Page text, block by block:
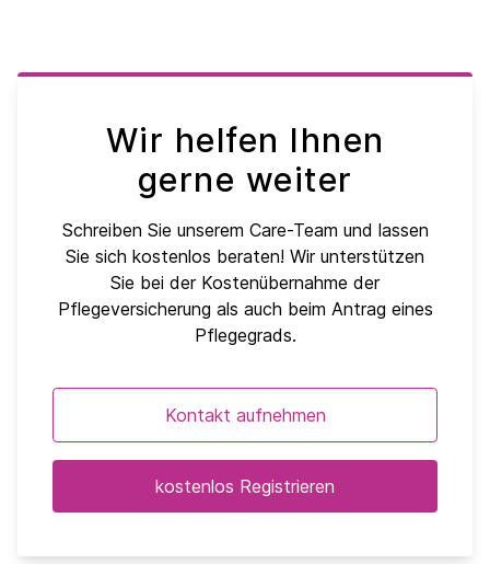
Wir helfen Ihnen
gerne weiter
Schreiben Sie unserem Care-Team und lassen
Sie sich kostenlos beraten! Wir unterstützen
Sie bei der Kostenübernahme der
Pflegeversicherung als auch beim Antrag eines
Pflegegrads.
Kontakt aufnehmen
kostenlos Registrieren